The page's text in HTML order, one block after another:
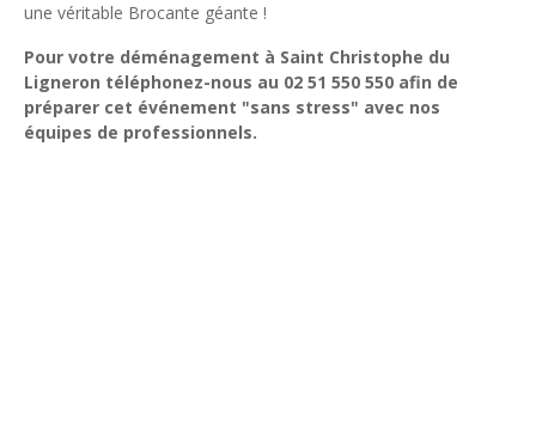
une véritable Brocante géante !
Pour votre déménagement à Saint Christophe du
Ligneron téléphonez-nous au 02 51 550 550 afin de
préparer cet événement "sans stress" avec nos
équipes de professionnels.